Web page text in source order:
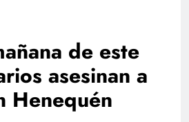
de este
asesinan a
Henequén